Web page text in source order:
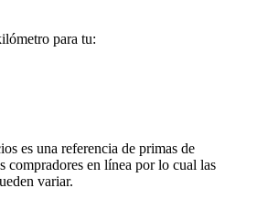
para tu:
es una referencia de primas de
compradores en línea por lo cual las
variar.